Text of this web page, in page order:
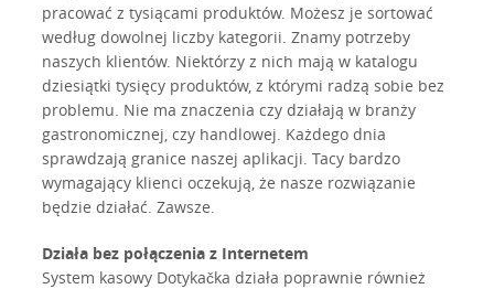
pracować z tysiącami produktów. Możesz je sortować
według dowolnej liczby kategorii. Znamy potrzeby
naszych klientów. Niektórzy z nich mają w katalogu
dziesiątki tysięcy produktów, z którymi radzą sobie bez
problemu. Nie ma znaczenia czy działają w branży
gastronomicznej, czy handlowej. Każdego dnia
sprawdzają granice naszej aplikacji. Tacy bardzo
wymagający klienci oczekują, że nasze rozwiązanie
będzie działać. Zawsze.
Działa bez połączenia z Internetem
System kasowy Dotykačka działa poprawnie również